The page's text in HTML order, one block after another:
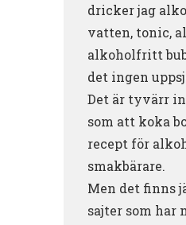
dricker jag
vatten, tonic,
alkoholfritt
det ingen
Det är tyvärr
som att koka
recept för
smakbärare.
Men det finns
sajter som har